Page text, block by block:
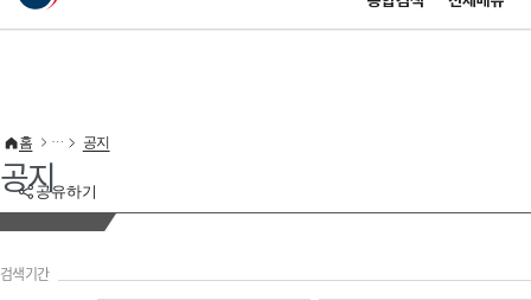
이 누리집은 대한민국 공식 전자정부 누리집입니다.
공유하기
홈 공지
공지
검색기간